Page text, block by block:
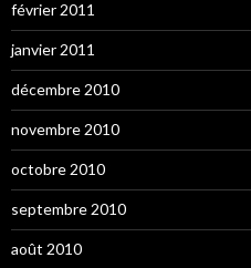
février 2011
janvier 2011
décembre 2010
novembre 2010
octobre 2010
septembre 2010
août 2010